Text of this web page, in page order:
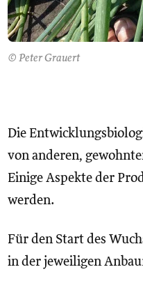
© Peter Grauert
Die
von anderen,
Einige Aspekte der
werden.
Für den Start des
in der jeweiligen